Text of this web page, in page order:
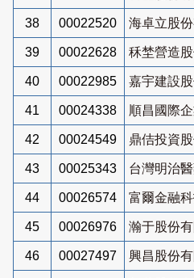
38 00022520 海卓立股
39 00022628 秝埜營造
40 00022985 嘉宇建設
41 00024338 順昌國際
42 00024549 鼎佶投資
43 00025343 台灣明治
44 00026574 富爾金融
45 00026976 瀚于股份
46 00027497 興昌股份